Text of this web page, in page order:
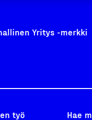
Yritys -merkki
työ Hae